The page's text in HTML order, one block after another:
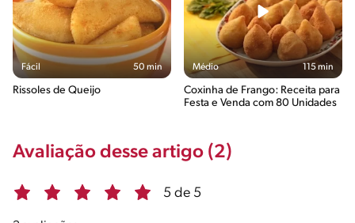
Fácil 50 min
Rissoles de Queijo
Médio 115 min
Coxinha de Frango: Receita para
Festa e Venda com 80 Unidades
Avaliação desse artigo (2)
5 de 5